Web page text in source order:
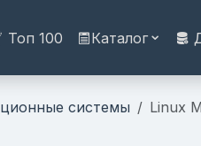
Топ 100 Каталог
системы Linux